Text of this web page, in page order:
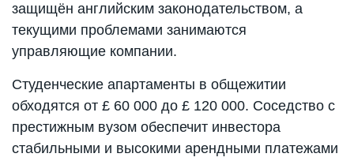
защищён английским законодательством, а
текущими проблемами занимаются
управляющие компании.
Студенческие апартаменты в общежитии
обходятся от £ 60 000 до £ 120 000. Соседство с
престижным вузом обеспечит инвестора
стабильными и высокими арендными платежами